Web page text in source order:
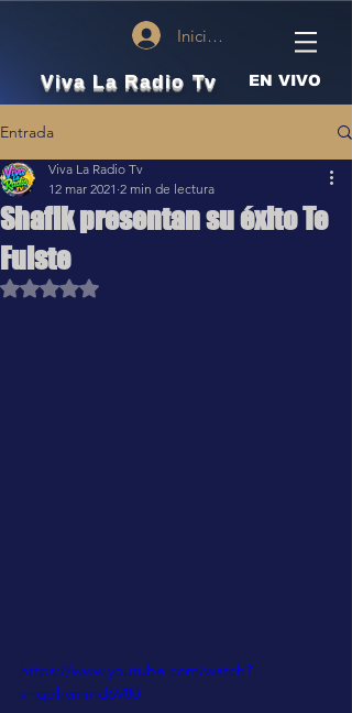
Iniciar sesión
Viva La Radio Tv EN VIVO
Entrada
Shafik presentan su éxito Te
Fuiste
Viva La Radio Tv
12 mar 2021 2 min de lectura
Obtuvo NaN de 5 estrellas.
https://www.youtube.com/watch?
v=qphvmmd6V80